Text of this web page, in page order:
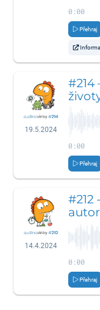
0:00
Přehraj
19.5.2024
0:00
Přehraj
14.4.2024
0:00
Přehraj